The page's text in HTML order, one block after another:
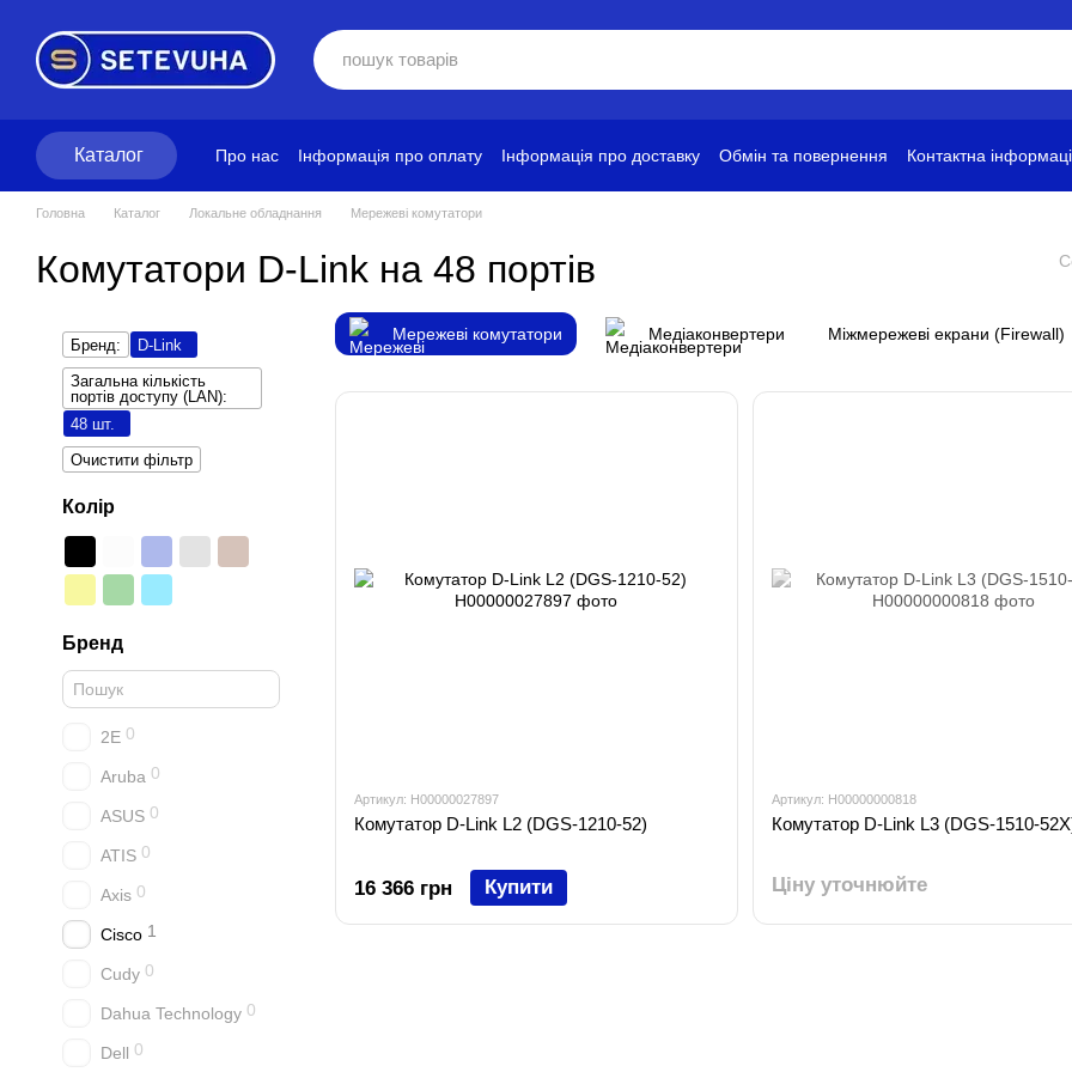
Каталог Про нас Інформація про оплату Інформація про доставку Обмін та повернення
Контактна
Головна Каталог Локальне обладнання Мережеві комутатори
Комутатори D-Link на 48 портів
Мережеві комутатори Медіаконвертери Міжмережеві екрани (Firewall)
Артикул: H00000027897
Комутатор D-Link L2 (DGS-1210-52)
16 366 грн Купити
Артикул: H00000000818
Комутатор D-Link L3 (DGS-1510-
Ціну уточнюйте
Бренд:
D-Link
Загальна кількість
портів доступу (LAN):
48 шт.
Очистити фільтр
Колір
Бренд
2E 0
Aruba 0
ASUS 0
ATIS 0
Axis 0
Cisco 1
Cudy 0
Dahua Technology 0
Dell 0